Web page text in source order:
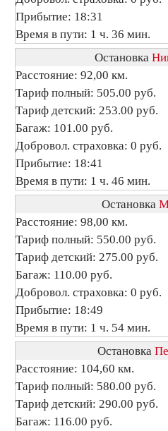
Прибытие: 18:31
Время в пути: 1 ч. 36 мин.
Остановка
Расстояние: 92,00 км.
Тариф полный: 505.00 руб.
Тариф детский: 253.00 руб.
Багаж: 101.00 руб.
Добровол. страховка: 0 руб.
Прибытие: 18:41
Время в пути: 1 ч. 46 мин.
Остановка
Расстояние: 98,00 км.
Тариф полный: 550.00 руб.
Тариф детский: 275.00 руб.
Багаж: 110.00 руб.
Добровол. страховка: 0 руб.
Прибытие: 18:49
Время в пути: 1 ч. 54 мин.
Остановка
Расстояние: 104,60 км.
Тариф полный: 580.00 руб.
Тариф детский: 290.00 руб.
Багаж: 116.00 руб.